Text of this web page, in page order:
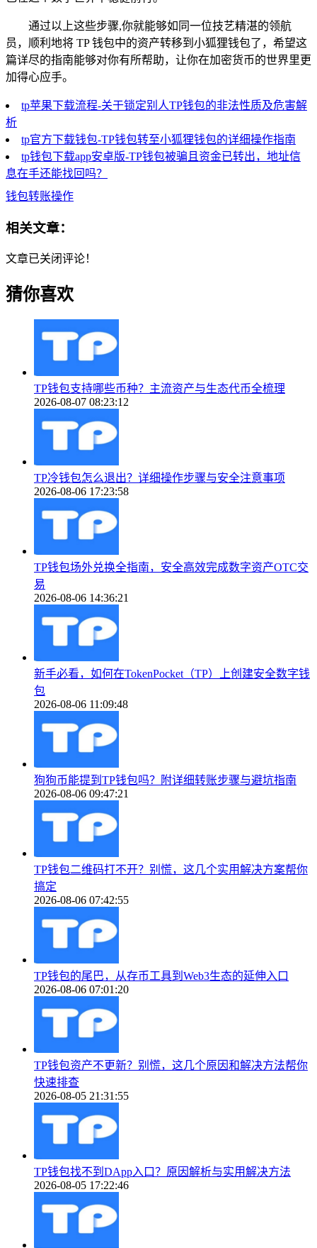
通过以上这些步骤,你就能够如同一位技艺精湛的领航
员，顺利地将 TP 钱包中的资产转移到小狐狸钱包了，希望这
篇详尽的指南能够对你有所帮助，让你在加密货币的世界里更
加得心应手。
tp苹果下载流程-关于锁定别人TP钱包的非法性质及危害解
析
tp官方下载钱包-TP钱包转至小狐狸钱包的详细操作指南
tp钱包下载app安卓版-TP钱包被骗且资金已转出，地址信
息在手还能找回吗？
钱包转账操作
相关文章：
文章已关闭评论！
猜你喜欢
TP钱包支持哪些币种？主流资产与生态代币全梳理
2026-08-07 08:23:12
TP冷钱包怎么退出？详细操作步骤与安全注意事项
2026-08-06 17:23:58
TP钱包场外兑换全指南，安全高效完成数字资产OTC交
易
2026-08-06 14:36:21
新手必看，如何在TokenPocket（TP）上创建安全数字钱
包
2026-08-06 11:09:48
狗狗币能提到TP钱包吗？附详细转账步骤与避坑指南
2026-08-06 09:47:21
TP钱包二维码打不开？别慌，这几个实用解决方案帮你
搞定
2026-08-06 07:42:55
TP钱包的尾巴，从存币工具到Web3生态的延伸入口
2026-08-06 07:01:20
TP钱包资产不更新？别慌，这几个原因和解决方法帮你
快速排查
2026-08-05 21:31:55
TP钱包找不到DApp入口？原因解析与实用解决方法
2026-08-05 17:22:46